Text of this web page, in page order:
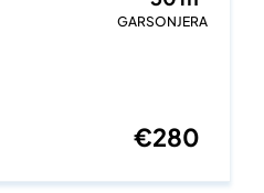
GARSONJERA
€280